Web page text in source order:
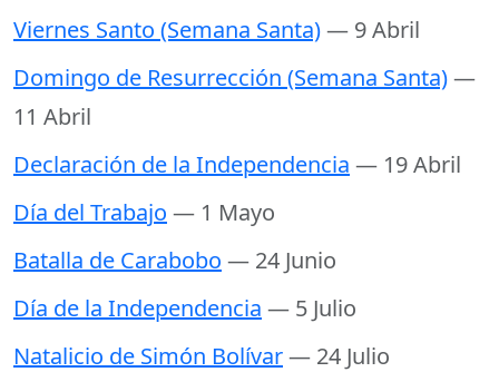
Viernes Santo (Semana Santa)— 9 Abril
Domingo de Resurrección (Semana Santa)—
11 Abril
Declaración de la Independencia — 19 Abril
Día del Trabajo — 1 Mayo
Batalla de Carabobo — 24 Junio
Día de la Independencia — 5 Julio
Natalicio de Simón Bolívar— 24 Julio